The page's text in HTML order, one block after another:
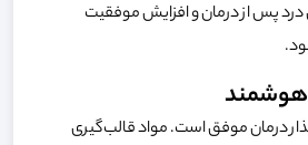
پس از درمان و افزایش موفقیت
هوشمند
درمان موفق است. مواد قالب‌گیری